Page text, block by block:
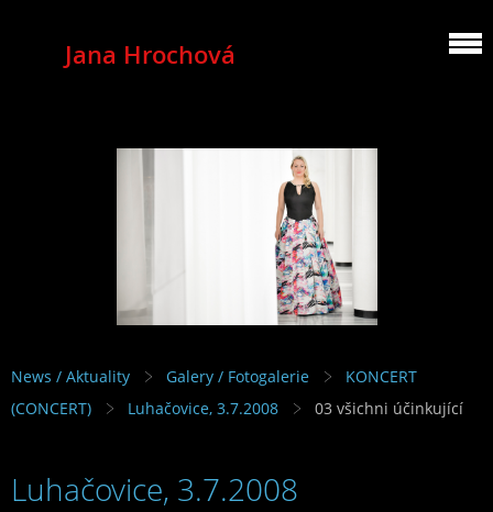
Jana Hrochová
MEZZOSOPRANO
News / Aktuality Galery / Fotogalerie
KONCERT
(CONCERT)
Luhačovice, 3.7.2008 03 všichni účinkující
Luhačovice, 3.7.2008